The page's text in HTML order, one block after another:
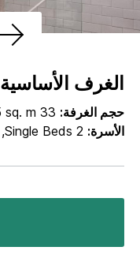
الغرف الأساسية
حجم الغرفة: 33 sq. m. – 45 sq. m.
الأسرة: 2 Single Beds, أو 1 King Bed